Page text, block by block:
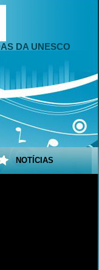
DA UNESCO
NOTÍCIAS